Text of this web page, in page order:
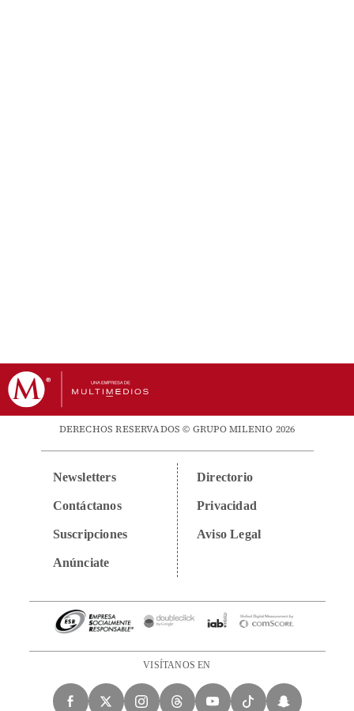
DERECHOS RESERVADOS © GRUPO MILENIO 2026
Newsletters
Contáctanos
Suscripciones
Anúnciate
Directorio
Privacidad
Aviso Legal
VISÍTANOS EN